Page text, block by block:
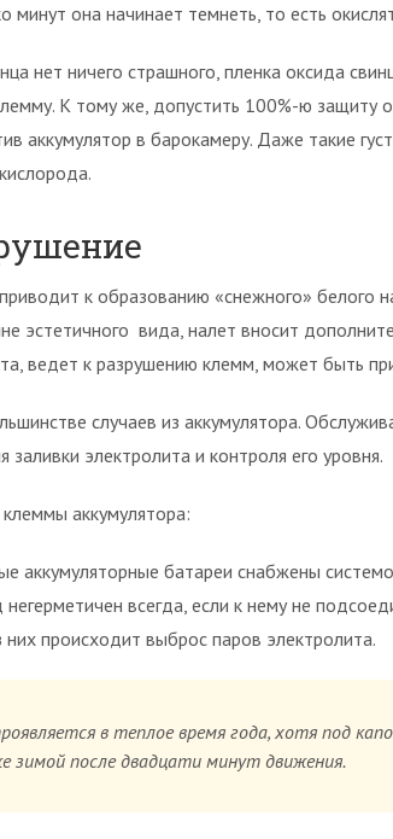
минут она начинает темнеть, то есть
нет ничего страшного, пленка оксида
К тому же, допустить 100%-ю защиту
аккумулятор в барокамеру. Даже такие
к образованию «снежного» белого
эстетичного вида, налет вносит
ведет к разрушению клемм, может быть
случаев из аккумулятора.
заливки электролита и контроля его уровня.
аккумулятора:
аккумуляторные батареи снабжены
всегда, если к нему не
них происходит выброс паров электролита.
в теплое время года, хотя под
зимой после двадцати минут движения.